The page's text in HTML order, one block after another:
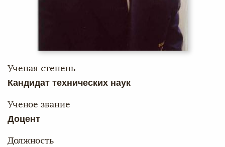
Ученая степень
Кандидат технических наук
Ученое звание
Доцент
Должность